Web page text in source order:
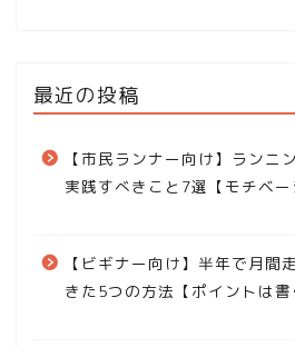
最近の投稿
【市民ランナー向け】ランニ
実践すべきこと7選【モチベー
【ビギナー向け】半年で月間
きた5つの方法【ポイントは書